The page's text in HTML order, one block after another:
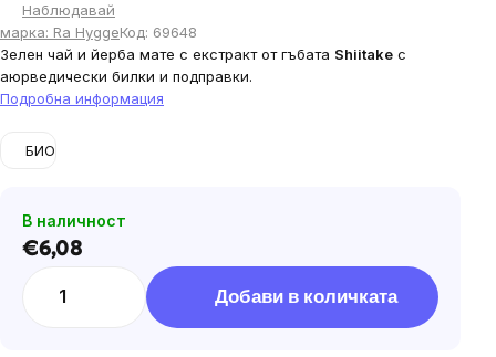
Наблюдавай
марка: Ra HyggeКод: 69648
Зелен чай и йерба мате с екстракт от гъбата Shiitake с
аюрведически билки и подправки.
Подробна информация
БИО
В наличност
€6,08
Добави в количката